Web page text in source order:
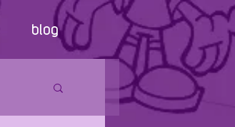
blog